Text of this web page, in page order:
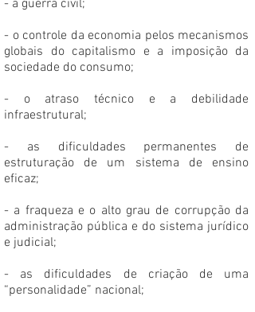
- a guerra civil;
- o controle da economia pelos mecanismos
globais do capitalismo e a imposição da
sociedade do consumo;
- o atraso técnico e a debilidade
infraestrutural;
- as dificuldades permanentes de
estruturação de um sistema de ensino
eficaz;
- a fraqueza e o alto grau de corrupção da
administração pública e do sistema jurídico
e judicial;
- as dificuldades de criação de uma
“personalidade” nacional;